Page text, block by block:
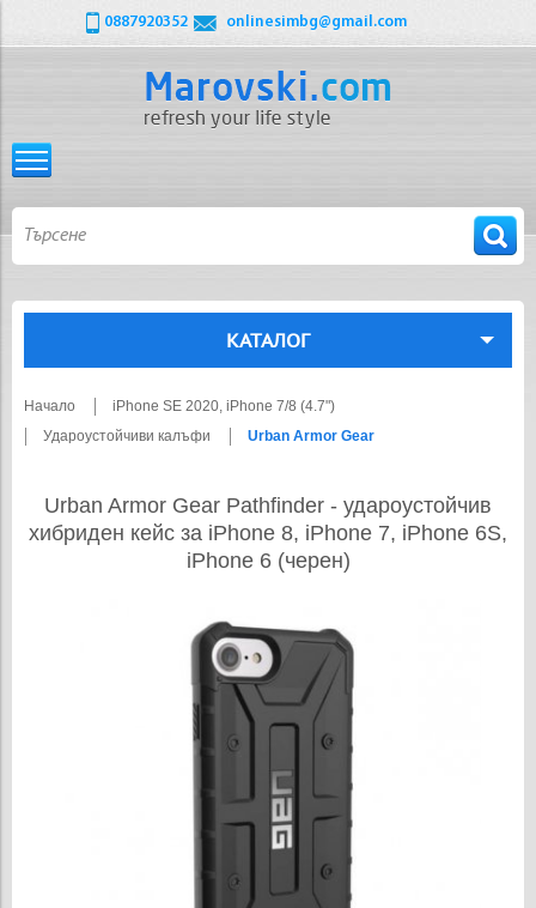
0887920352 onlinesimbg@gmail.com
КАТАЛОГ
Начало
iPhone SE 2020, iPhone 7/8 (4.7")
Удароустойчиви калъфи
Urban Armor Gear
Urban Armor Gear Pathfinder - удароустойчив
хибриден кейс за iPhone 8, iPhone 7, iPhone 6S,
iPhone 6 (черен)